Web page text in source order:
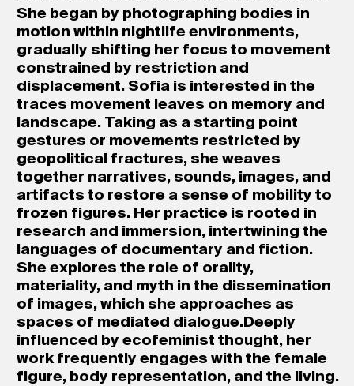
She began by photographing bodies in
motion within nightlife environments,
gradually shifting her focus to movement
constrained by restriction and
displacement. Sofia is interested in the
traces movement leaves on memory and
landscape. Taking as a starting point
gestures or movements restricted by
geopolitical fractures, she weaves
together narratives, sounds, images, and
artifacts to restore a sense of mobility to
frozen figures. Her practice is rooted in
research and immersion, intertwining the
languages of documentary and fiction.
She explores the role of orality,
materiality, and myth in the dissemination
of images, which she approaches as
spaces of mediated dialogue.Deeply
influenced by ecofeminist thought, her
work frequently engages with the female
figure, body representation, and the living.